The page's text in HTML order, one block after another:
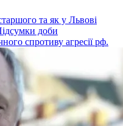
та як у Львові
доби
спротиву агресії рф.